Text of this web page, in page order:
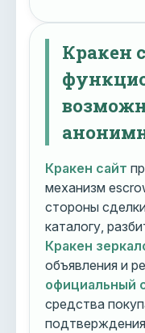
Кракен
Кракен сайт
механизм
стороны
каталогу,
Кракен
объявления и
официальный
средства